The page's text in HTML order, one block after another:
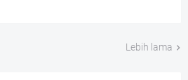
Lebih lama